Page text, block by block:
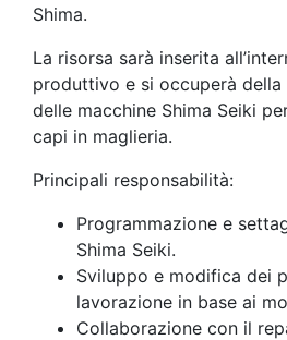
Shima.
La risorsa sarà inserita
produttivo e si occuperà
delle macchine Shima Seiki
capi in maglieria.
Principali responsabilità:
Programmazione e
Shima Seiki.
Sviluppo e modifica dei
lavorazione in base ai
Collaborazione con il